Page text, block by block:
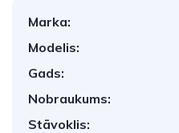
Marka:
Modelis:
Gads:
Nobraukums:
Stāvoklis: